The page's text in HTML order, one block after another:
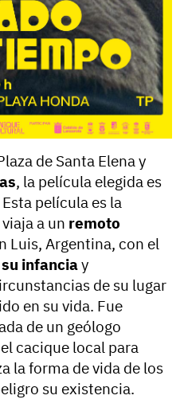
de Santa Elena y
, la película elegida es
Esta película es la
a un remoto
Luis, Argentina, con el
infanciay
de su lugar
en su vida. Fue
de un geólogo
cacique local para
la forma de vida de los
su existencia.